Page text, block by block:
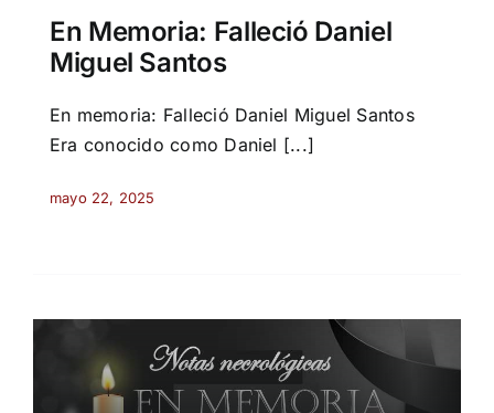
En Memoria: Falleció Daniel
Miguel Santos
En memoria: Falleció Daniel Miguel Santos
Era conocido como Daniel [...]
mayo 22, 2025